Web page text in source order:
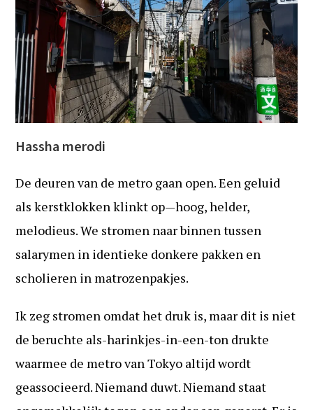
Hassha merodi
De deuren van de metro gaan open. Een geluid
als kerstklokken klinkt op—hoog, helder,
melodieus. We stromen naar binnen tussen
salarymen in identieke donkere pakken en
scholieren in matrozenpakjes.
Ik zeg stromen omdat het druk is, maar dit is niet
de beruchte als-harinkjes-in-een-ton drukte
waarmee de metro van Tokyo altijd wordt
geassocieerd. Niemand duwt. Niemand staat